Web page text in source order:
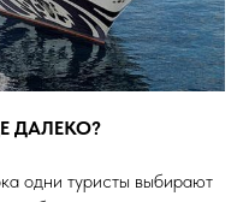
ДАЛЕКО?
одни туристы выбирают